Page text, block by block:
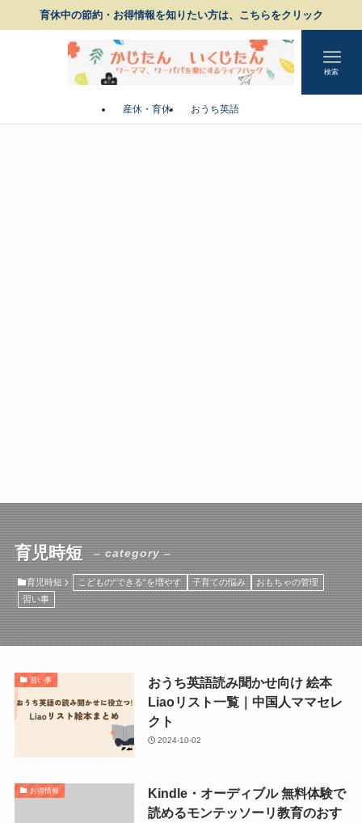
育休中の節約・お得情報を知りたい方は、こちらをクリック
検索
産休・育休 おうち英語
育児時短 – category –
育児時短 こどもの“できる“を増やす 子育ての悩み
おもちゃの管理
習い事
習い事
おうち英語読み聞かせ向け 絵本
Liaoリスト一覧｜中国人ママセレ
クト
2024-10-02
お得情報
Kindle・オーディブル 無料体験で
読めるモンテッソーリ教育のおす